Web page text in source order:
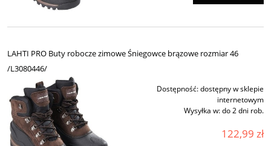
LAHTI PRO Buty robocze zimowe Śniegowce brązowe rozmiar 46
/L3080446/
Dostępność:dostępny w sklepie
internetowym
Wysyłka w:do 2 dni rob.
122,99 zł